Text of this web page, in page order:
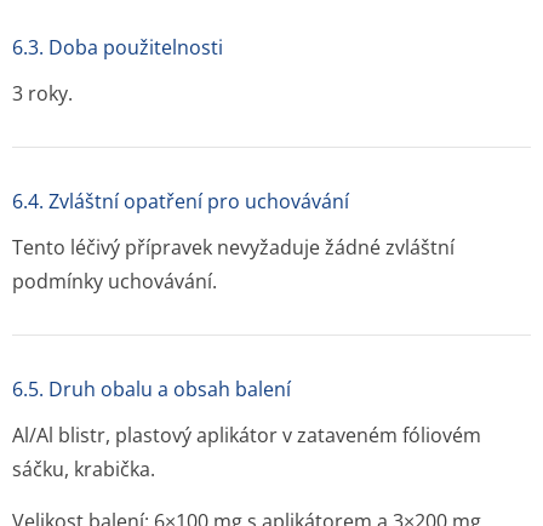
6.3. Doba použitelnosti
3 roky.
6.4. Zvláštní opatření pro uchovávání
Tento léčivý přípravek nevyžaduje žádné zvláštní
podmínky uchovávání.
6.5. Druh obalu a obsah balení
Al/Al blistr, plastový aplikátor v zataveném fóliovém
sáčku, krabička.